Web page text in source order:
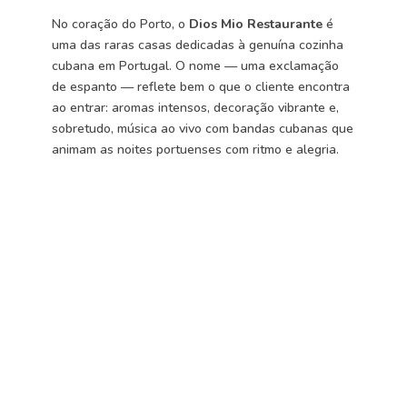
No coração do Porto, o Dios Mio Restauranteé
uma das raras casas dedicadas à genuína cozinha
cubana em Portugal. O nome — uma exclamação
de espanto — reflete bem o que o cliente encontra
ao entrar: aromas intensos, decoração vibrante e,
sobretudo, música ao vivo com bandas cubanas que
animam as noites portuenses com ritmo e alegria.